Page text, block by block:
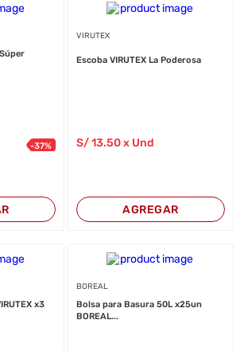
-37%
VIRUTEX
Escoba VIRUTEX La Poderosa
S/13.50x Und
AGREGAR
x3
BOREAL
Bolsa para Basura 50L x25un
BOREAL...